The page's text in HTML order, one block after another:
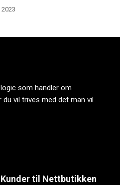
2023
som handler om
du vil trives med det man vil
til Nettbutikken